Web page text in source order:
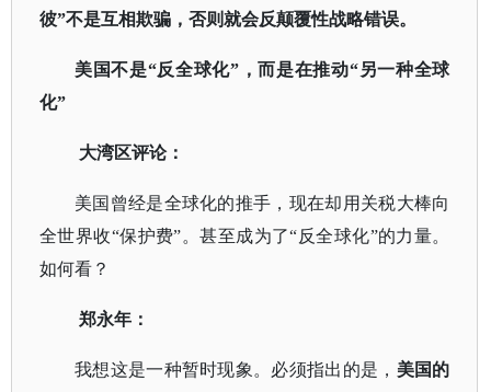
彼”不是互相欺骗，否则就会反颠覆性战略错误。
美国不是“反全球化”，而是在推动“另一种全球
化”
大湾区评论：
美国曾经是全球化的推手，现在却用关税大棒向
全世界收“保护费”。甚至成为了“反全球化”的力量。
如何看？
郑永年：
我想这是一种暂时现象。必须指出的是， 美国的